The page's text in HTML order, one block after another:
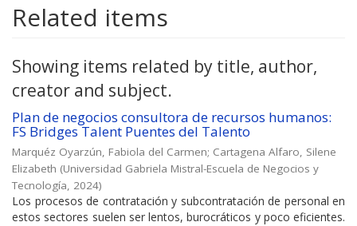
Related items
Showing items related by title, author,
creator and subject.
Plan de negocios consultora de recursos humanos:
FS Bridges Talent Puentes del Talento
Marquéz Oyarzún, Fabiola del Carmen; Cartagena Alfaro, Silene
Elizabeth (Universidad Gabriela Mistral-Escuela de Negocios y
Tecnología, 2024)
Los procesos de contratación y subcontratación de personal en
estos sectores suelen ser lentos, burocráticos y poco eficientes.